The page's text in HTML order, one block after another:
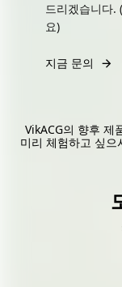
드리겠습니다.
요)
지금 문의
VikACG의 향후 제
미리 체험하고 싶